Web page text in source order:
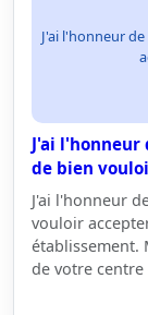
J'ai l'honneur
J'ai
de bien
J'ai l'honneur
vouloir
établissement.
de votre